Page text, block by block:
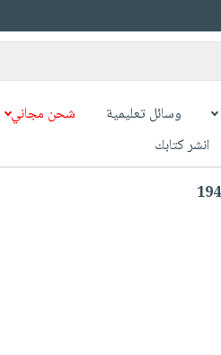
وسائل تعليمية شحن مجاني
انشر كتابك